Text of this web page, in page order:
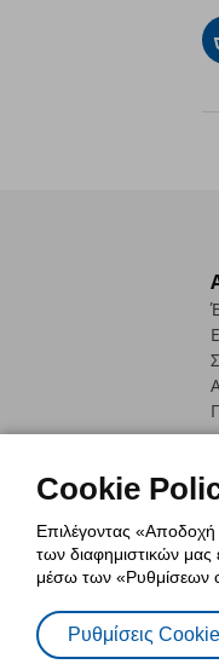
Cookie
Επιλέγοντας
των διαφημιστικών μας
μέσω των «Ρυθμίσεων
Ρυθμίσεις